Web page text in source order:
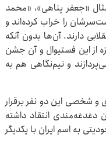
«جعفر پناهی»، «محمد
را خراب کرده‌اند و
دارند. آن‌ها بدون آنکه
از این فستیوال و آن جشن
و نیم‌نگاهی هم به
و شخصی این دو نفر برقرار
انتقاد داشته
به اسم ایران با یکدیگر